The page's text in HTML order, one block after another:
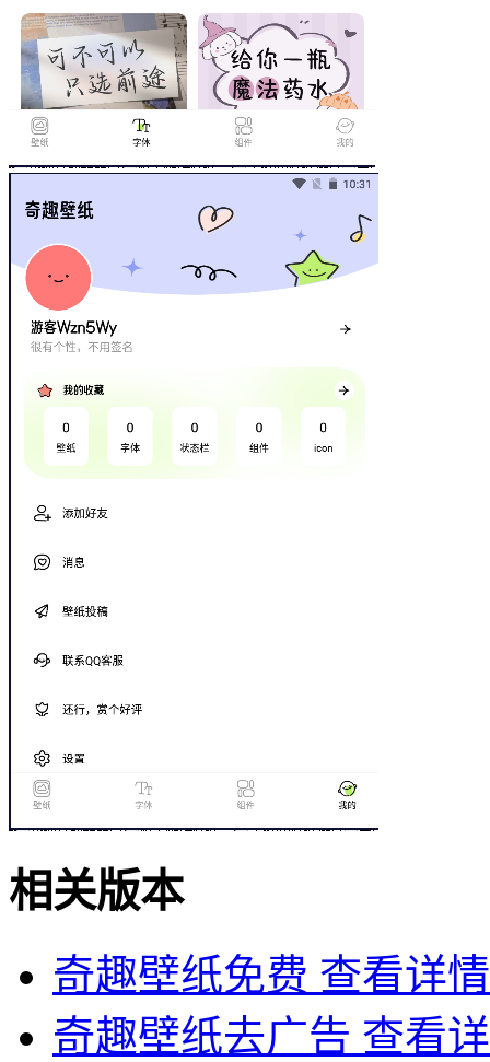
相关版本
奇趣壁纸免费 查看详情
奇趣壁纸去广告 查看